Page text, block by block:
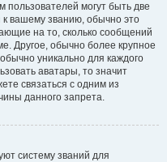
могут быть две
к вашему званию, обычно это
на то, сколько сообщений
Другое, обычно более крупное
уникально для каждого
аватары, то значит
связаться с одним из
данного запрета.
систему званий для